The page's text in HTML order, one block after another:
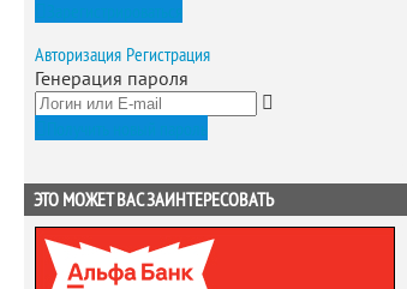
Авторизация Регистрация
Генерация пароля
ЭТО МОЖЕТ ВАС ЗАИНТЕРЕСОВАТЬ